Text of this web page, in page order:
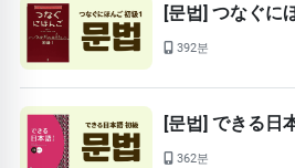
[문법] つなぐに
392분
[문법] できる日
362분